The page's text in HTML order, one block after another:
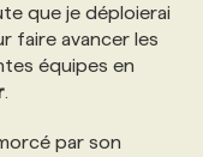
que je déploierai
faire avancer les
équipes en
par son